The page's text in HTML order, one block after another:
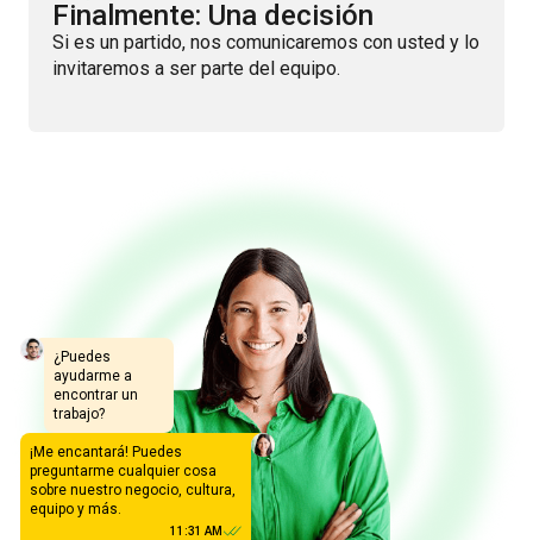
Finalmente: Una decisión
Si es un partido, nos comunicaremos con usted y lo
invitaremos a ser parte del equipo.
¿Puedes
ayudarme a
encontrar un
trabajo?
¡Me encantará! Puedes
preguntarme cualquier cosa
sobre nuestro negocio, cultura,
equipo y más.
11:31 AM